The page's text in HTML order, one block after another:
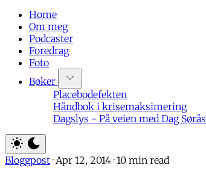
Home
Om meg
Podcaster
Foredrag
Foto
Bøker
Placebodefekten
Håndbok i krisemaksimering
Dagslys - På veien med Dag Sørås
Bloggpost · Apr 12, 2014 · 10 min read